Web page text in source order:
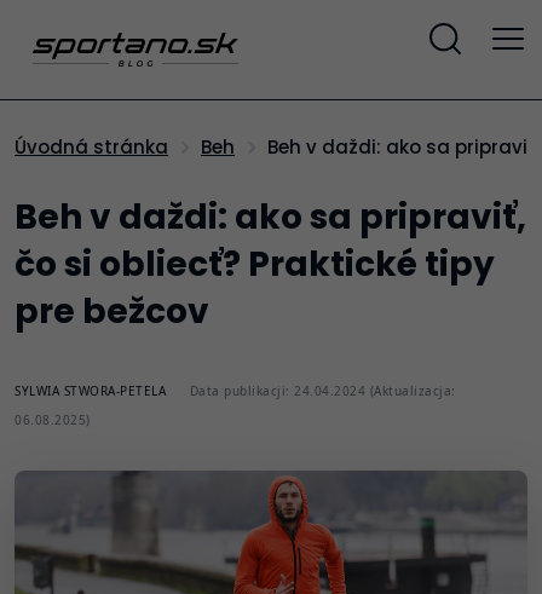
Úvodná stránka Beh Beh v daždi: ako sa
Beh v daždi: ako sa pripraviť,
čo si obliecť? Praktické tipy
pre bežcov
SYLWIA STWORA-PETELA
Data publikacji: 24.04.2024 (Aktualizacja:
06.08.2025)